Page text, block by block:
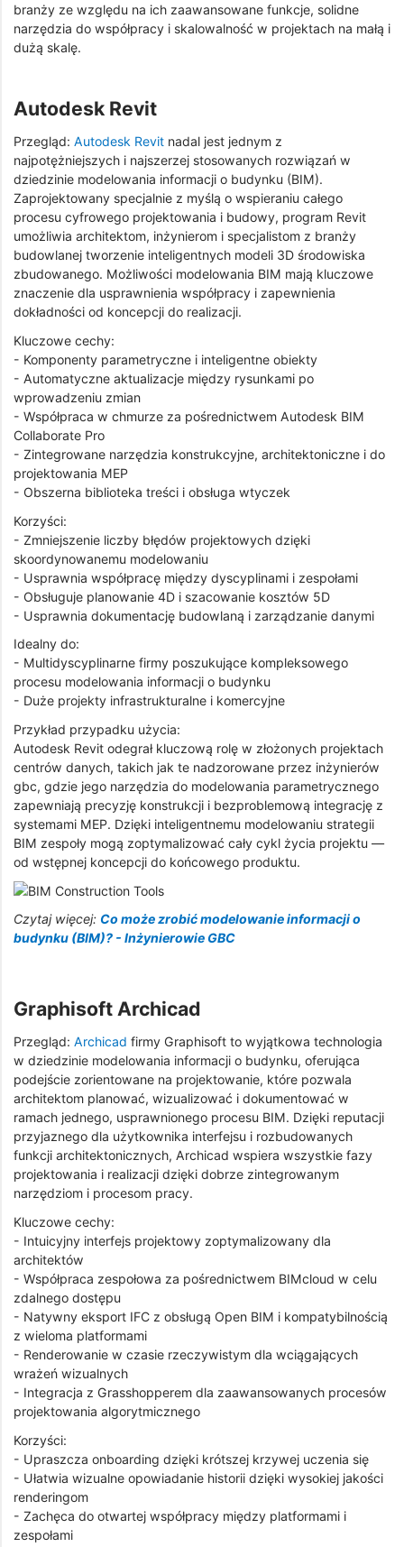
branży ze względu na ich zaawansowane funkcje, solidne
narzędzia do współpracy i skalowalność w projektach na małą i
dużą skalę.
Autodesk Revit
Przegląd: Autodesk Revit nadal jest jednym z
najpotężniejszych i najszerzej stosowanych rozwiązań w
dziedzinie modelowania informacji o budynku (BIM).
Zaprojektowany specjalnie z myślą o wspieraniu całego
procesu cyfrowego projektowania i budowy, program Revit
umożliwia architektom, inżynierom i specjalistom z branży
budowlanej tworzenie inteligentnych modeli 3D środowiska
zbudowanego. Możliwości modelowania BIM mają kluczowe
znaczenie dla usprawnienia współpracy i zapewnienia
dokładności od koncepcji do realizacji.
Kluczowe cechy:
- Komponenty parametryczne i inteligentne obiekty
- Automatyczne aktualizacje między rysunkami po
wprowadzeniu zmian
- Współpraca w chmurze za pośrednictwem Autodesk BIM
Collaborate Pro
- Zintegrowane narzędzia konstrukcyjne, architektoniczne i do
projektowania MEP
- Obszerna biblioteka treści i obsługa wtyczek
Korzyści:
- Zmniejszenie liczby błędów projektowych dzięki
skoordynowanemu modelowaniu
- Usprawnia współpracę między dyscyplinami i zespołami
- Obsługuje planowanie 4D i szacowanie kosztów 5D
- Usprawnia dokumentację budowlaną i zarządzanie danymi
Idealny do:
- Multidyscyplinarne firmy poszukujące kompleksowego
procesu modelowania informacji o budynku
- Duże projekty infrastrukturalne i komercyjne
Przykład przypadku użycia:
Autodesk Revit odegrał kluczową rolę w złożonych projektach
centrów danych, takich jak te nadzorowane przez inżynierów
gbc, gdzie jego narzędzia do modelowania parametrycznego
zapewniają precyzję konstrukcji i bezproblemową integrację z
systemami MEP. Dzięki inteligentnemu modelowaniu strategii
BIM zespoły mogą zoptymalizować cały cykl życia projektu —
od wstępnej koncepcji do końcowego produktu.
Czytaj więcej: Comoże zrobić modelowanie informacji o
budynku (BIM)? - Inżynierowie GBC
Graphisoft Archicad
Przegląd: Archicad firmy Graphisoft to wyjątkowa technologia
w dziedzinie modelowania informacji o budynku, oferująca
podejście zorientowane na projektowanie, które pozwala
architektom planować, wizualizować i dokumentować w
ramach jednego, usprawnionego procesu BIM. Dzięki reputacji
przyjaznego dla użytkownika interfejsu i rozbudowanych
funkcji architektonicznych, Archicad wspiera wszystkie fazy
projektowania i realizacji dzięki dobrze zintegrowanym
narzędziom i procesom pracy.
Kluczowe cechy:
- Intuicyjny interfejs projektowy zoptymalizowany dla
architektów
- Współpraca zespołowa za pośrednictwem BIMcloud w celu
zdalnego dostępu
- Natywny eksport IFC z obsługą Open BIM i kompatybilnością
z wieloma platformami
- Renderowanie w czasie rzeczywistym dla wciągających
wrażeń wizualnych
- Integracja z Grasshopperem dla zaawansowanych procesów
projektowania algorytmicznego
Korzyści:
- Upraszcza onboarding dzięki krótszej krzywej uczenia się
- Ułatwia wizualne opowiadanie historii dzięki wysokiej jakości
renderingom
- Zachęca do otwartej współpracy między platformami i
zespołami